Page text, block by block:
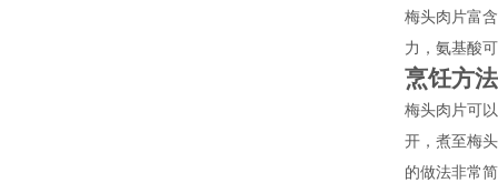
梅头肉片富
力，氨基酸
烹饪方法
梅头肉片可
开，煮至梅
的做法非常